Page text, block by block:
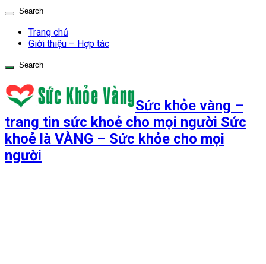
Trang chủ
Giới thiệu – Hợp tác
Sức khỏe vàng –
trang tin sức khoẻ cho mọi người Sức
khoẻ là VÀNG – Sức khỏe cho mọi
người